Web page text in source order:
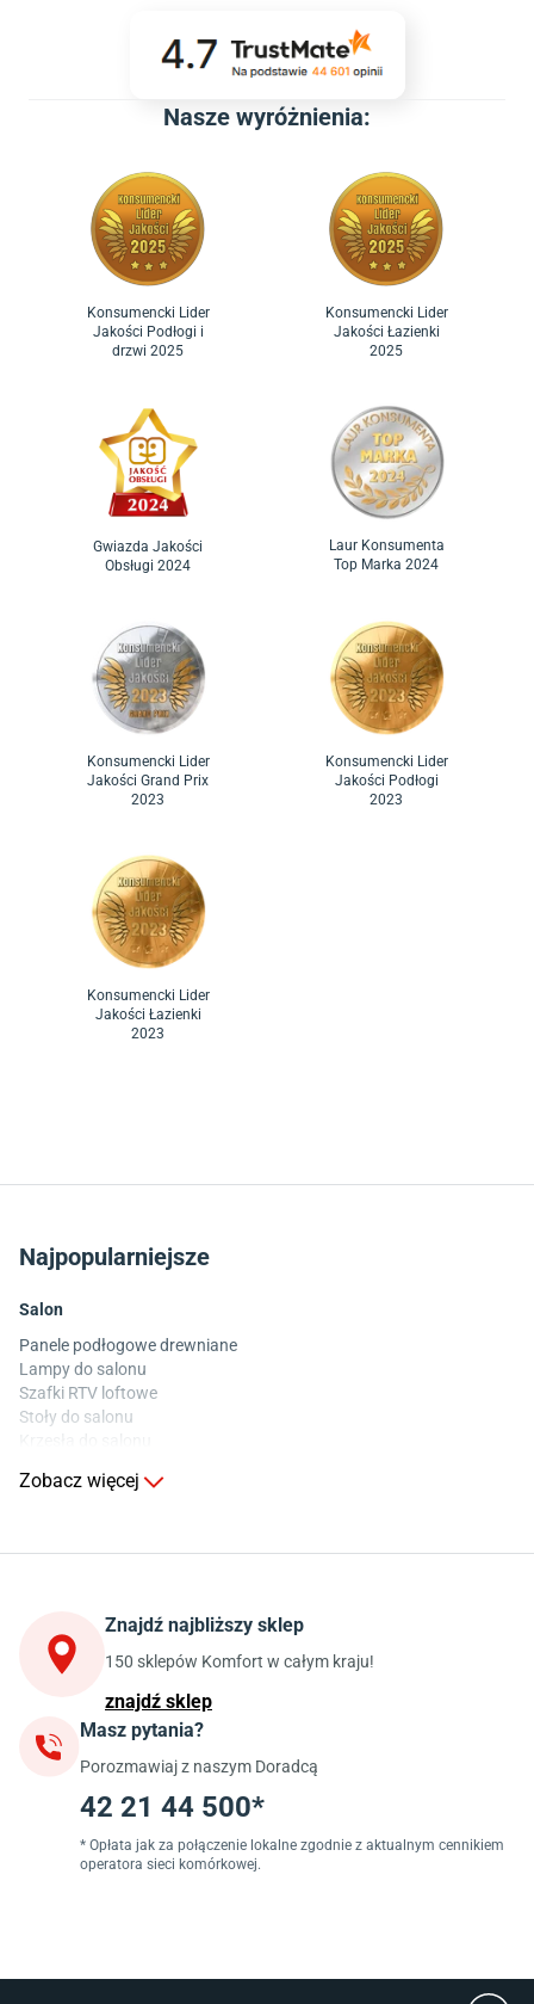
Nasze wyróżnienia:
Konsumencki Lider
Jakości Podłogi i
drzwi 2025
Konsumencki Lider
Jakości Łazienki
2025
Gwiazda Jakości
Obsługi 2024
Laur Konsumenta
Top Marka 2024
Konsumencki Lider
Jakości Grand Prix
2023
Konsumencki Lider
Jakości Podłogi
2023
Konsumencki Lider
Jakości Łazienki
2023
Najpopularniejsze
Salon
Panele podłogowe drewniane
Lampy do salonu
Szafki RTV loftowe
Stoły do salonu
Stoły do kuchni
Szafki kuchenne wiszące (górne)
Szafki pod zlewozmywak
Blaty kuchenne laminowane
Jadalnia
Stoły do jadalni
Krzesła do jadalni
Dywany szare
Lampy w stylu loftowym
Lampy wiszące do jadalni
Zobacz więcej
Znajdź najbliższy sklep
150 sklepów Komfort w całym kraju!
znajdź sklep
Masz pytania?
Porozmawiaj z naszym Doradcą
42 21 44 500*
* Opłata jak za połączenie lokalne zgodnie z aktualnym cennikiem
operatora sieci komórkowej.